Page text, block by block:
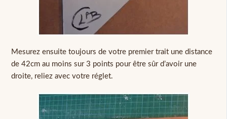
Mesurez ensuite toujours de votre premier trait une distance
de 42cm au moins sur 3 points pour être sûr d’avoir une
droite, reliez avec votre réglet.